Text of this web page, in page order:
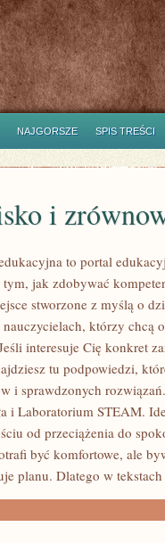
NAJGORSZE SPIS TREŚCI
i
to portal
jak zdobywać
stworzone z myślą o
którzy chcą
interesuje Cię konkret
tu podpowiedzi,
i sprawdzonych
i Laboratorium STEAM.
od przeciążenia do
być komfortowe, ale
planu. Dlatego w